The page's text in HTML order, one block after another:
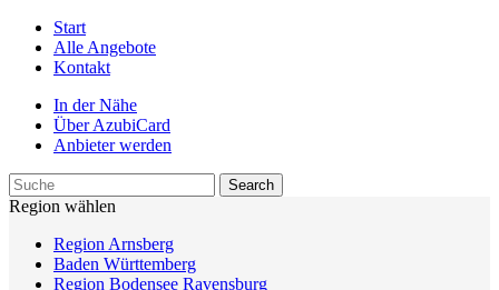
Start
Alle Angebote
Kontakt
In der Nähe
Über AzubiCard
Anbieter werden
Region wählen
Region Arnsberg
Baden Württemberg
Region Bodensee Ravensburg